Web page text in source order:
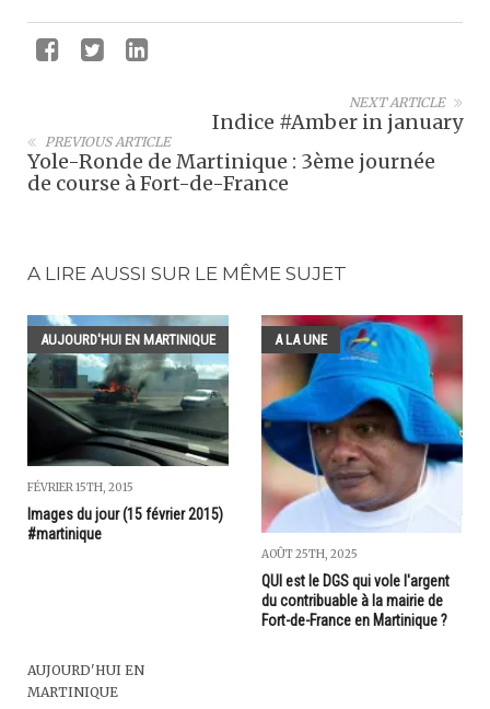
NEXT ARTICLE
Indice #Amber in january
PREVIOUS ARTICLE
Yole-Ronde de Martinique : 3ème journée
de course à Fort-de-France
A LIRE AUSSI SUR LE MÊME SUJET
AUJOURD'HUI EN MARTINIQUE
FÉVRIER 15TH, 2015
Images du jour (15 février 2015)
#martinique
A LA UNE
AOÛT 25TH, 2025
QUI est le DGS qui vole l'argent
du contribuable à la mairie de
Fort-de-France en Martinique ?
AUJOURD'HUI EN
MARTINIQUE